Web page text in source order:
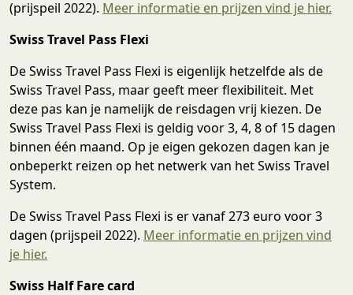
(prijspeil 2022). Meer informatie en prijzen vind je hier.
Swiss Travel Pass Flexi
De Swiss Travel Pass Flexi is eigenlijk hetzelfde als de
Swiss Travel Pass, maar geeft meer flexibiliteit. Met
deze pas kan je namelijk de reisdagen vrij kiezen. De
Swiss Travel Pass Flexi is geldig voor 3, 4, 8 of 15 dagen
binnen één maand. Op je eigen gekozen dagen kan je
onbeperkt reizen op het netwerk van het Swiss Travel
System.
De Swiss Travel Pass Flexi is er vanaf 273 euro voor 3
dagen (prijspeil 2022). Meer informatie en prijzen vind
je hier.
Swiss Half Fare card